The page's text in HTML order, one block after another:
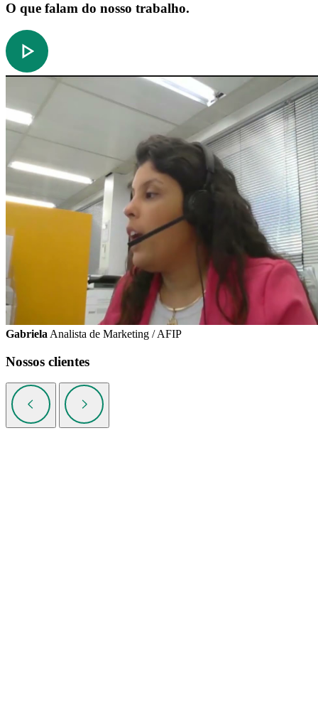
O que falam do nosso trabalho.
Gabriela Analista de Marketing / AFIP
Nossos clientes